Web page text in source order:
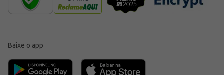
Baixe o app